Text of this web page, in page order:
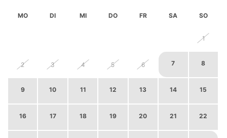
MO DI MI DO FR SA SO
1
2 3 4 5 6 7 8
9 10 11 12 13 14 15
16 17 18 19 20 21 22